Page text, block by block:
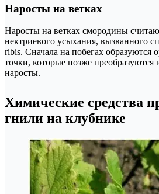
Наросты на ветках
Наросты на ветках смородины
нектриевого усыхания, вызванного
ribis. Сначала на побегах образуются
точки, которые позже преобразуются
наросты.
Химические средства
гнили на клубнике